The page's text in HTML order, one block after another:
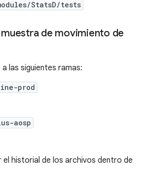
StatsD/tests
de movimiento de
las siguientes ramas:
prod
aosp
el historial de los archivos dentro de